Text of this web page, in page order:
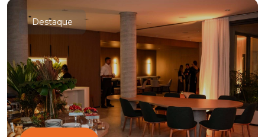
Destaque